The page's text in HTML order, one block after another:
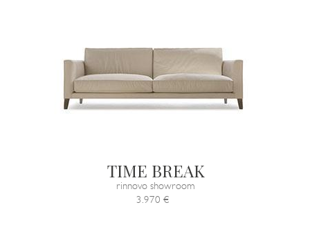
TIME BREAK
rinnovo showroom
3.970 €